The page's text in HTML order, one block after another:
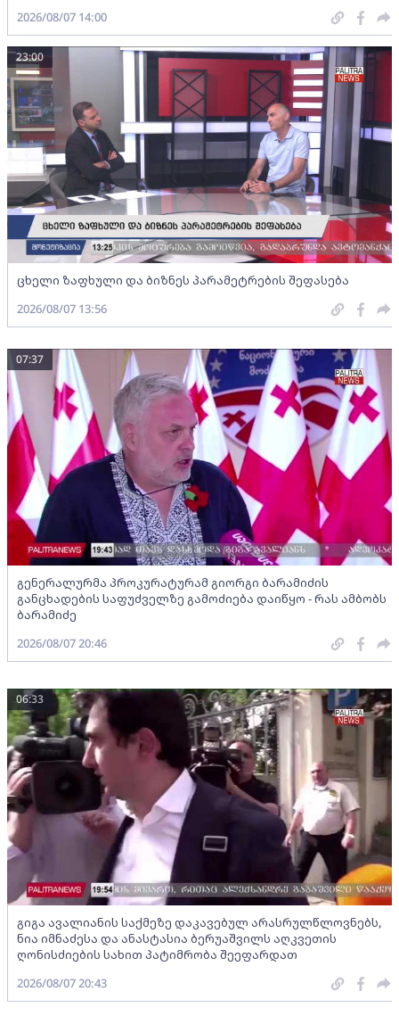
2026/08/07 14:00
ცხელი ზაფხული და ბიზნეს პარამეტრების შეფასება
23:00
2026/08/07 13:56
გენერალურმა პროკურატურამ გიორგი ბარამიძის
განცხადების საფუძველზე გამოძიება დაიწყო - რას ამბობს
ბარამიძე
07:37
2026/08/07 20:46
გიგა ავალიანის საქმეზე დაკავებულ არასრულწლოვნებს,
ნია იმნაძესა და ანასტასია ბერუაშვილს აღკვეთის
ღონისძიების სახით პატიმრობა შეეფარდათ
06:33
2026/08/07 20:43